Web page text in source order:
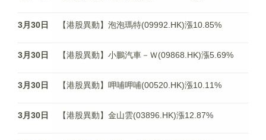
3月30日 【港股異動】泡泡瑪特(09992.HK)漲10.85%
3月30日 【港股異動】小鵬汽車－Ｗ(09868.HK)漲5.69%
3月30日 【港股異動】呷哺呷哺(00520.HK)漲10.11%
3月30日 【港股異動】金山雲(03896.HK)漲12.87%